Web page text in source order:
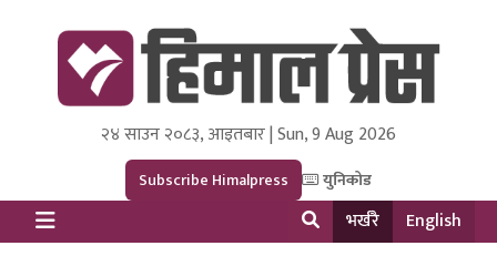
Himal Press
Dot NewsyNepal Media and Research Pvt Ltd.
२४ साउन २०८३, आइतबार | Sun, 9 Aug 2026
Subscribe Himalpress युनिकोड
भर्खरै English